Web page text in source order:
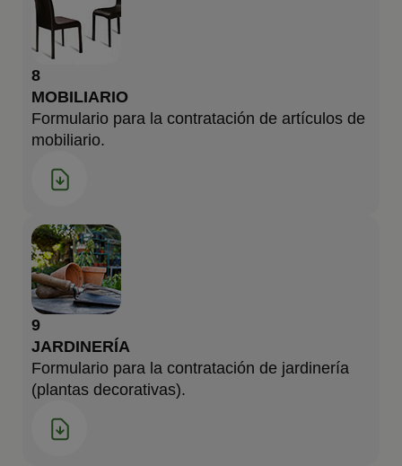
8
MOBILIARIO
Formulario para la contratación de artículos de
mobiliario.
9
JARDINERÍA
Formulario para la contratación de jardinería
(plantas decorativas).